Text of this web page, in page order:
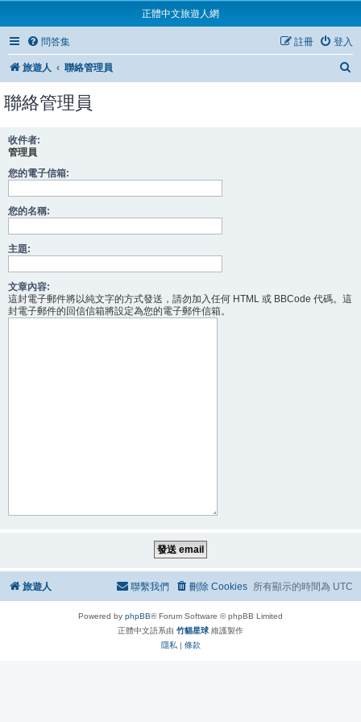
正體中文旅遊人網
問答集 登入
註冊
旅遊人 聯絡管理員
聯絡管理員
收件者:
管理員
您的電子信箱:
您的名稱:
主題:
文章內容:
這封電子郵件將以純文字的方式發送，請勿加入任何 HTML 或 BBCode 代碼。這
封電子郵件的回信信箱將設定為您的電子郵件信箱。
旅遊人 所有顯示的時間為 UTC
刪除 Cookies
聯繫我們
Powered by phpBB® Forum Software © phpBB Limited
正體中文語系由 竹貓星球 維護製作
隱私 | 條款